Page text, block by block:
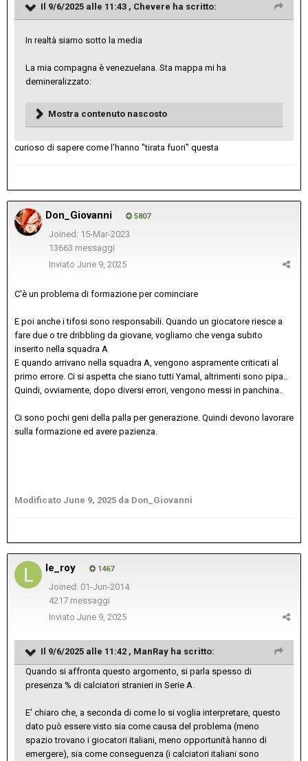
Il 9/6/2025 alle 11:43 , Chevere ha scritto:
In realtà siamo sotto la media
La mia compagna è venezuelana. Sta mappa mi ha
demineralizzato:
Mostra contenuto nascosto
curioso di sapere come l'hanno "tirata fuori" questa
Don_Giovanni 5807
Joined: 15-Mar-2023
13663 messaggi
Inviato June 9, 2025
C'è un problema di formazione per cominciare
E poi anche i tifosi sono responsabili. Quando un giocatore riesce a
fare due o tre dribbling da giovane, vogliamo che venga subito
inserito nella squadra A
E quando arrivano nella squadra A, vengono aspramente criticati al
primo errore. Ci si aspetta che siano tutti Yamal, altrimenti sono pipa..
Quindi, ovviamente, dopo diversi errori, vengono messi in panchina..
Ci sono pochi geni della palla per generazione. Quindi devono lavorare
sulla formazione ed avere pazienza.
Modificato June 9, 2025 da Don_Giovanni
le_roy 1467
Joined: 01-Jun-2014
4217 messaggi
Inviato June 9, 2025
Il 9/6/2025 alle 11:42 , ManRay ha scritto:
Quando si affronta questo argomento, si parla spesso di
presenza % di calciatori stranieri in Serie A.
E' chiaro che, a seconda di come lo si voglia interpretare, questo
dato può essere visto sia come causa del problema (meno
spazio trovano i giocatori italiani, meno opportunità hanno di
emergere), sia come conseguenza (i calciatori italiani sono